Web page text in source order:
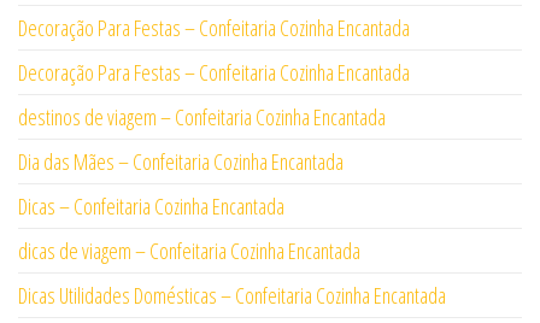
Decoração Para Festas – Confeitaria Cozinha Encantada
Decoração Para Festas – Confeitaria Cozinha Encantada
destinos de viagem – Confeitaria Cozinha Encantada
Dia das Mães – Confeitaria Cozinha Encantada
Dicas – Confeitaria Cozinha Encantada
dicas de viagem – Confeitaria Cozinha Encantada
Dicas Utilidades Domésticas – Confeitaria Cozinha Encantada